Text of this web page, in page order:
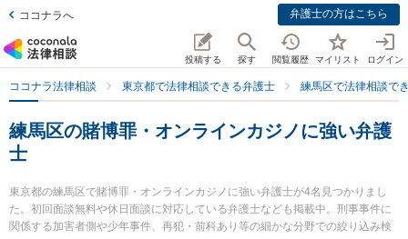
ココナラへ 弁護士の方はこちら
投稿する 探す 閲覧履歴 マイリスト ログイン
ココナラ法律相談 東京都で法律相談できる弁護士 練馬区で法律相談で
練馬区の賭博罪・オンラインカジノに強い弁護
士
東京都の練馬区で賭博罪・オンラインカジノに強い弁護士が4名見つかりまし
た。初回面談無料や休日面談に対応している弁護士なども掲載中。刑事事件に
関係する加害者側や少年事件、再犯・前科あり等の細かな分野での絞り込み検